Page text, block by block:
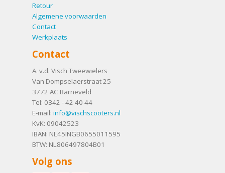
Retour
Algemene voorwaarden
Contact
Werkplaats
Contact
A. v.d. Visch Tweewielers
Van Dompselaerstraat 25
3772 AC Barneveld
Tel: 0342 - 42 40 44
E-mail: info@vischscooters.nl
KvK: 09042523
IBAN: NL45INGB0655011595
BTW: NL806497804B01
Volg ons